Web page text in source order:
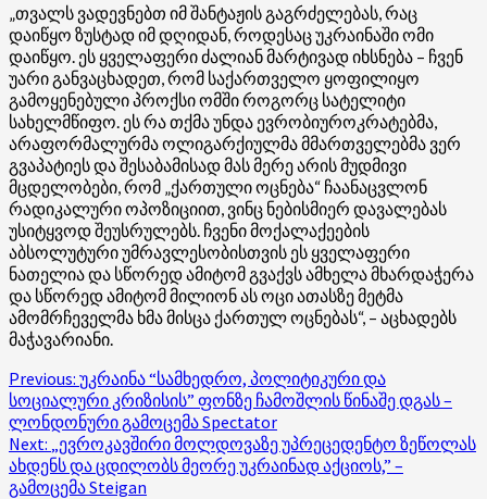
„თვალს ვადევნებთ იმ შანტაჟის გაგრძელებას, რაც
დაიწყო ზუსტად იმ დღიდან, როდესაც უკრაინაში ომი
დაიწყო. ეს ყველაფერი ძალიან მარტივად იხსნება – ჩვენ
უარი განვაცხადეთ, რომ საქართველო ყოფილიყო
გამოყენებული პროქსი ომში როგორც სატელიტი
სახელმწიფო. ეს რა თქმა უნდა ევრობიუროკრატებმა,
არაფორმალურმა ოლიგარქიულმა მმართველებმა ვერ
გვაპატიეს და შესაბამისად მას მერე არის მუდმივი
მცდელობები, რომ „ქართული ოცნება“ ჩაანაცვლონ
რადიკალური ოპოზიციით, ვინც ნებისმიერ დავალებას
უსიტყვოდ შეუსრულებს. ჩვენი მოქალაქეების
აბსოლუტური უმრავლესობისთვის ეს ყველაფერი
ნათელია და სწორედ ამიტომ გვაქვს ამხელა მხარდაჭერა
და სწორედ ამიტომ მილიონ ას ოცი ათასზე მეტმა
ამომრჩეველმა ხმა მისცა ქართულ ოცნებას“, – აცხადებს
მაჭავარიანი.
Post
navigation
Previous: უკრაინა “სამხედრო, პოლიტიკური და
სოციალური კრიზისის” ფონზე ჩამოშლის წინაშე დგას –
ლონდონური გამოცემა Spectator
Next: „ევროკავშირი მოლდოვაზე უპრეცედენტო ზეწოლას
ახდენს და ცდილობს მეორე უკრაინად აქციოს,” –
გამოცემა Steigan